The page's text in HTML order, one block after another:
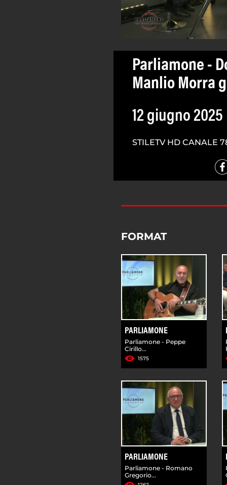
Parliamone -
Manlio Morra
12 giugno 2025
STILETV HD CANALE
FORMAT
PARLIAMONE
Parliamone - Peppe
Cirillo...
1575
PARLIAMONE
Parliamone - Romano
Gregorio...